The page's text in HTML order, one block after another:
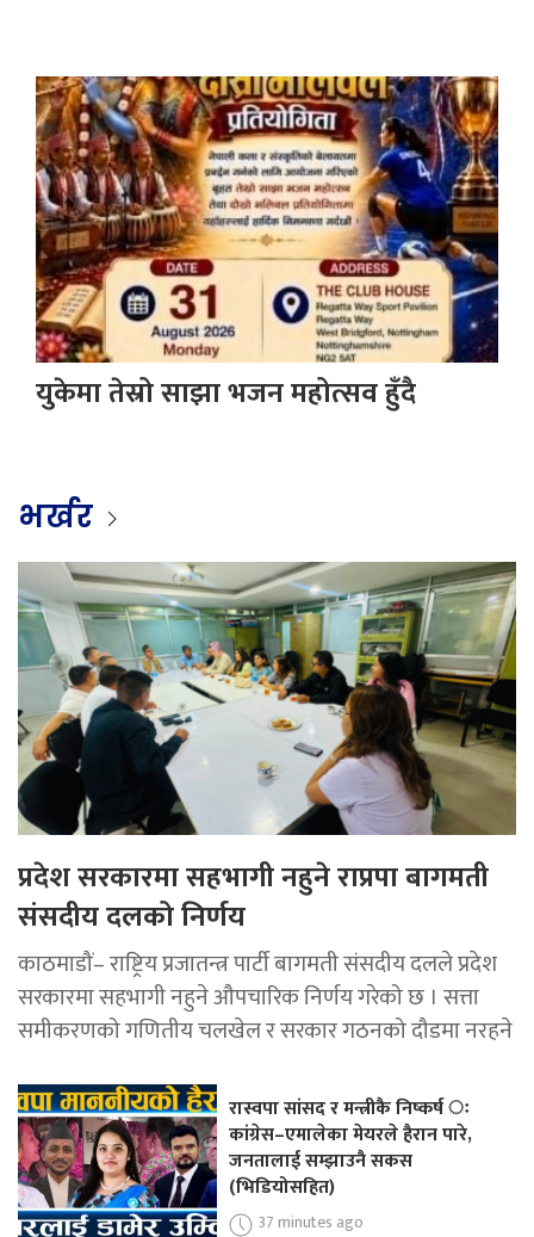
युकेमा तेस्रो साझा भजन महोत्सव हुँदै
भर्खर
प्रदेश सरकारमा सहभागी नहुने राप्रपा बागमती
संसदीय दलको निर्णय
काठमाडौं– राष्ट्रिय प्रजातन्त्र पार्टी बागमती संसदीय दलले प्रदेश
सरकारमा सहभागी नहुने औपचारिक निर्णय गरेको छ । सत्ता
समीकरणको गणितीय चलखेल र सरकार गठनको दौडमा नरहने
रास्वपा सांसद र मन्त्रीकै निष्कर्ष ः
कांग्रेस–एमालेका मेयरले हैरान पारे,
जनतालाई सम्झाउनै सकस
(भिडियोसहित)
37 minutes ago